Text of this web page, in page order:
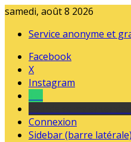
samedi, août 8 2026
Service anonyme et
Facebook
X
Instagram
Connexion
Sidebar (barre latérale)